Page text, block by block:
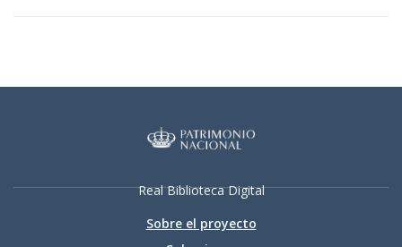
Real Biblioteca Digital
Sobre el proyecto